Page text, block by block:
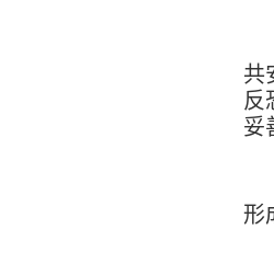
共
反
妥
形